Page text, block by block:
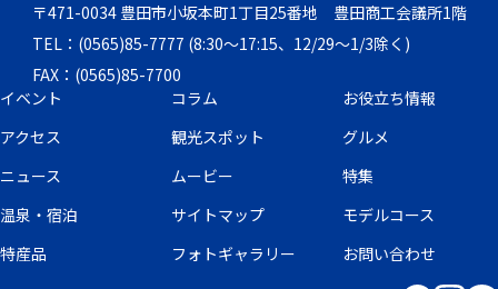
〒471-0034 豊田市小坂本町1丁目25番地 豊田商工会議所1階
TEL：(0565)85-7777 (8:30～17:15、12/29～1/3除く)
FAX：(0565)85-7700
イベント
コラム
お役立ち情報
アクセス
観光スポット
グルメ
ニュース
ムービー
特集
温泉・宿泊
サイトマップ
モデルコース
特産品
フォトギャラリー お問い合わせ